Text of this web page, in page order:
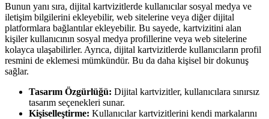
Bunun yanı sıra, dijital kartvizitlerde kullanıcılar sosyal medya ve
iletişim bilgilerini ekleyebilir, web sitelerine veya diğer dijital
platformlara bağlantılar ekleyebilir. Bu sayede, kartvizitini alan
kişiler kullanıcının sosyal medya profillerine veya web sitelerine
kolayca ulaşabilirler. Ayrıca, dijital kartvizitlerde kullanıcıların profil
resmini de eklemesi mümkündür. Bu da daha kişisel bir dokunuş
sağlar.
Tasarım Özgürlüğü: Dijital kartvizitler, kullanıcılara sınırsız
tasarım seçenekleri sunar.
Kişiselleştirme: Kullanıcılar kartvizitlerini kendi markalarını